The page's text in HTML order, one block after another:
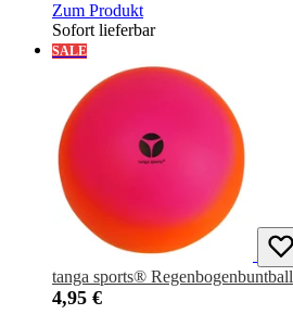
Zum Produkt
Sofort lieferbar
SALE
tanga sports® Regenbogenbuntball
4,95 €